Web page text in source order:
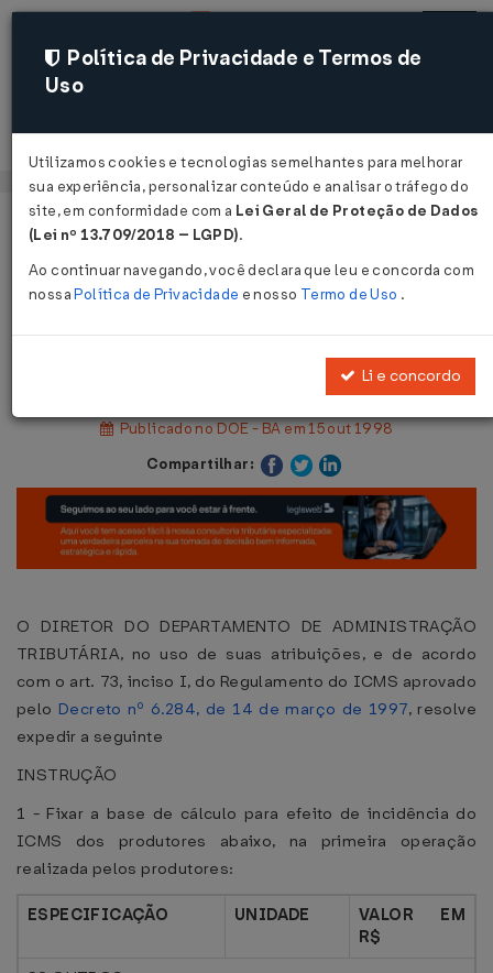
Acessar
Página Inicial Legislações
Instrução Normativa DAT nº 61 de
Publicado no DOE - BA em 15 out 1998
Compartilhar:
O DIRETOR DO DEPARTAMENTO DE ADMINISTRAÇÃO
TRIBUTÁRIA, no uso de suas atribuições, e de acordo
com o art. 73, inciso I, do Regulamento do ICMS aprovado
pelo Decreto nº 6.284, de 14 de março de 1997, resolve
expedir a seguinte
INSTRUÇÃO
1 - Fixar a base de cálculo para efeito de incidência do
ICMS dos produtores abaixo, na primeira operação
realizada pelos produtores:
ESPECIFICAÇÃO UNIDADE
VALOR EM
R$
Política de Privacidade e Termos de
Uso
Utilizamos cookies e tecnologias semelhantes para melhorar
sua experiência, personalizar conteúdo e analisar o tráfego do
site, em conformidade com a Lei Geral de Proteção de Dados
(Lei nº 13.709/2018 – LGPD).
Ao continuar navegando, você declara que leu e concorda com
nossaPolítica de Privacidade e nosso Termo de Uso .
Li e concordo